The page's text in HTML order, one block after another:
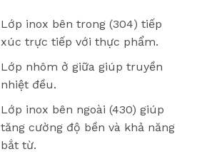
Lớp inox bên trong (304) tiếp
xúc trực tiếp với thực phẩm.
Lớp nhôm ở giữa giúp truyền
nhiệt đều.
Lớp inox bên ngoài (430) giúp
tăng cường độ bền và khả năng
bắt từ.